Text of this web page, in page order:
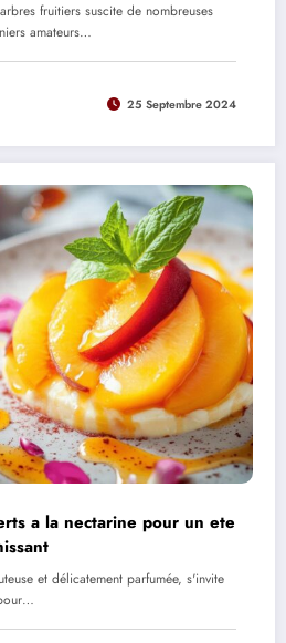
fruitiers suscite de nombreuses
amateurs…
25 Septembre 2024
a la nectarine pour un ete
et délicatement parfumée, s'invite